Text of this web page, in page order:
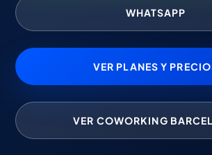
WHATSAPP
VER PLANES Y
VER COWORKING